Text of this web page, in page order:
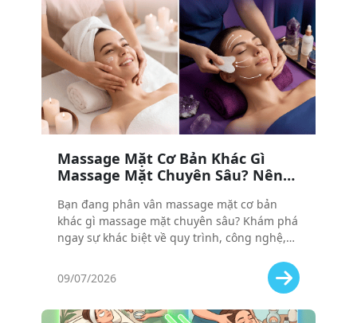
Massage Mặt Cơ Bản Khác Gì
Massage Mặt Chuyên Sâu? Nên
Bạn?
Bạn đang phân vân massage mặt cơ bản
khác gì massage mặt chuyên sâu? Khám phá
ngay sự khác biệt về quy trình, công nghệ,
phù hợp với nhu cầu và ngân sách của bạn!
09/07/2026